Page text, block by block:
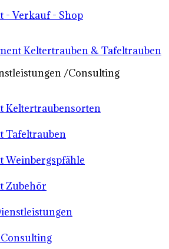
- Verkauf - Shop
Keltertrauben & Tafeltrauben
/Consulting
Keltertraubensorten
Tafeltrauben
Weinbergspfähle
Zubehör